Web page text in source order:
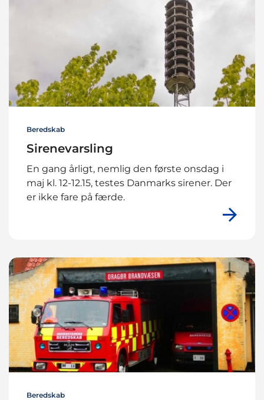
Beredskab
Sirenevarsling
En gang årligt, nemlig den første onsdag i
maj kl. 12-12.15, testes Danmarks sirener. Der
er ikke fare på færde.
Beredskab